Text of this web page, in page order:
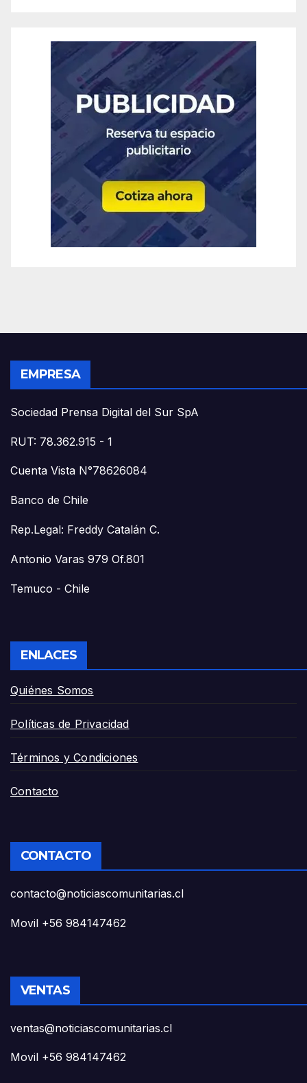
EMPRESA
Sociedad Prensa Digital del Sur SpA
RUT: 78.362.915 - 1
Cuenta Vista N°78626084
Banco de Chile
Rep.Legal: Freddy Catalán C.
Antonio Varas 979 Of.801
Temuco - Chile
ENLACES
Quiénes Somos
Políticas de Privacidad
Términos y Condiciones
Contacto
CONTACTO
contacto@noticiascomunitarias.cl
Movil +56 984147462
VENTAS
ventas@noticiascomunitarias.cl
Movil +56 984147462